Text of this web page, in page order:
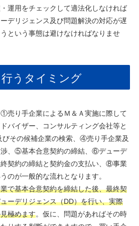
運用をチェックして適法化しなければ
デリジェンス及び問題解決の対応が遅
という事態は避けなければなりませ
うタイミング
売り手企業によるＭ＆Ａ実施に際して
バイザー、コンサルティング会社等と
その候補企業の検索、④売り手企業及
、⑤基本合意契約の締結、⑥デューデ
契約の締結と契約金の支払い、⑧事業
のが一般的な流れとなります。
で基本合意契約を締結した後、最終契
ーデリジェンス（DD）を行い、実際
極めます。仮に、問題があればその時